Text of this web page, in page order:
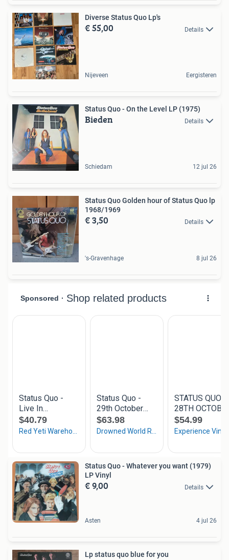
Diverse Status Quo Lp's
€ 55,00 Details
Nijeveen Eergisteren
Status Quo - On the Level LP (1975)
Bieden Details
Schiedam 12 jul 26
Status Quo Golden hour of Status Quo lp
1968/1969
€ 3,50 Details
's-Gravenhage 8 jul 26
Status Quo - Whatever you want (1979)
LP Vinyl
€ 9,00 Details
Asten 4 jul 26
Lp status quo blue for you